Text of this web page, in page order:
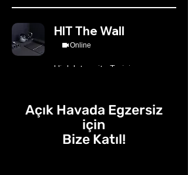
HIT The Wall
Online
High Intensity Training
1 sa.
Rezervasyon Yap
Açık Havada Egzersiz
için
Bize Katıl!